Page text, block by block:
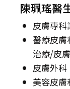
陳珮瑤醫
皮膚專
醫療皮
治療/皮
皮膚外
美容皮